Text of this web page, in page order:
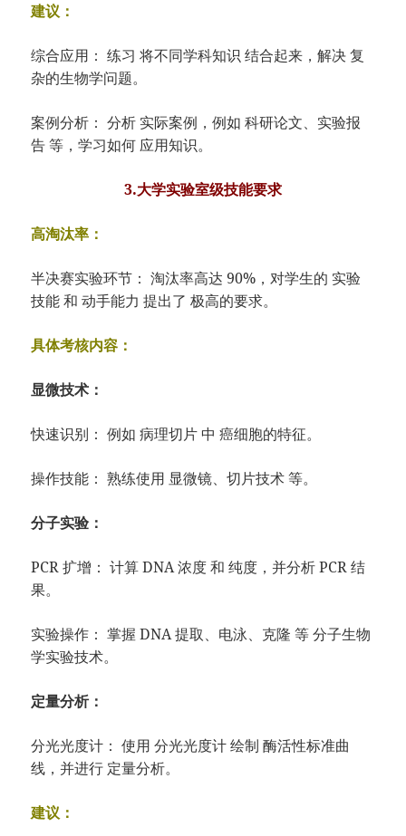
建议：
综合应用： 练习 将不同学科知识 结合起来，解决 复
杂的生物学问题。
案例分析： 分析 实际案例，例如 科研论文、实验报
告 等，学习如何 应用知识。
3.大学实验室级技能要求
高淘汰率：
半决赛实验环节： 淘汰率高达 90%，对学生的 实验
技能 和 动手能力 提出了 极高的要求。
具体考核内容：
显微技术：
快速识别： 例如 病理切片 中 癌细胞的特征。
操作技能： 熟练使用 显微镜、切片技术 等。
分子实验：
PCR 扩增： 计算 DNA 浓度 和 纯度，并分析 PCR 结
果。
实验操作： 掌握 DNA 提取、电泳、克隆 等 分子生物
学实验技术。
定量分析：
分光光度计： 使用 分光光度计 绘制 酶活性标准曲
线，并进行 定量分析。
建议：